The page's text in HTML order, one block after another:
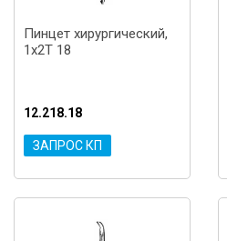
Пинцет хирургический,
1x2T 18
12.218.18
ЗАПРОС КП